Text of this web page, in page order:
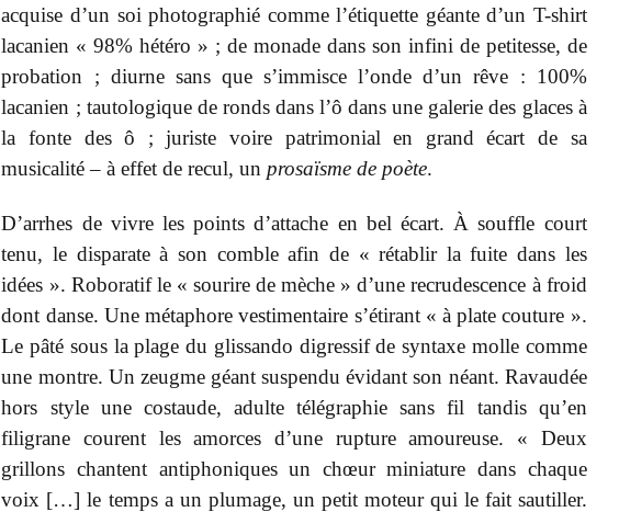
acquise d’un soi photographié comme l’étiquette géante d’un T-shirt
lacanien « 98% hétéro » ; de monade dans son infini de petitesse, de
probation ; diurne sans que s’immisce l’onde d’un rêve : 100%
lacanien ; tautologique de ronds dans l’ô dans une galerie des glaces à
la fonte des ô ; juriste voire patrimonial en grand écart de sa
musicalité – à effet de recul, un prosaïsme de poète.
D’arrhes de vivre les points d’attache en bel écart. À souffle court
tenu, le disparate à son comble afin de « rétablir la fuite dans les
idées ». Roboratif le « sourire de mèche » d’une recrudescence à froid
dont danse. Une métaphore vestimentaire s’étirant « à plate couture ».
Le pâté sous la plage du glissando digressif de syntaxe molle comme
une montre. Un zeugme géant suspendu évidant son néant. Ravaudée
hors style une costaude, adulte télégraphie sans fil tandis qu’en
filigrane courent les amorces d’une rupture amoureuse. « Deux
grillons chantent antiphoniques un chœur miniature dans chaque
voix […] le temps a un plumage, un petit moteur qui le fait sautiller.